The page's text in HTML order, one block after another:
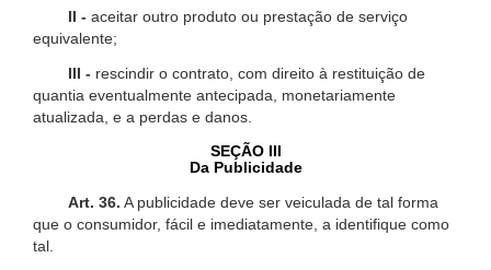
II - aceitar outro produto ou prestação de serviço
equivalente;
III - rescindir o contrato, com direito à restituição de
quantia eventualmente antecipada, monetariamente
atualizada, e a perdas e danos.
SEÇÃO III
Da Publicidade
Art. 36. A publicidade deve ser veiculada de tal forma
que o consumidor, fácil e imediatamente, a identifique como
tal.